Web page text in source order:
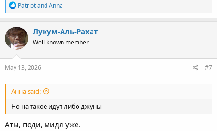
R
e
a
c
t
i
o
n
s
PatriotandAnna
Лукум-Аль-Рахат
Well-known member
May 13, 2026 #7
Анна said:
Но на такое идут либо джуны
Аты, поди, мидл уже.